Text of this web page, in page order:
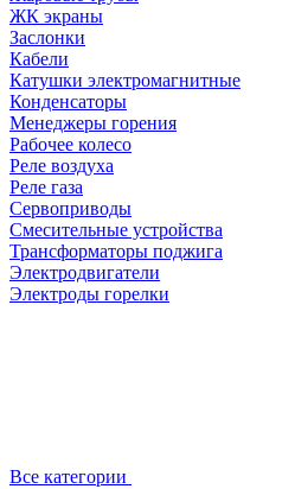
ЖК экраны
Заслонки
Кабели
Катушки электромагнитные
Конденсаторы
Менеджеры горения
Рабочее колесо
Реле воздухa
Реле газа
Сервоприводы
Смесительные устройства
Трансформаторы поджига
Электродвигатели
Электроды горелки
Все категории